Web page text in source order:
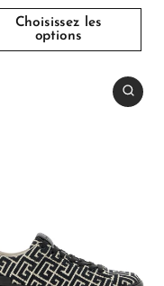
Choisissez les
options